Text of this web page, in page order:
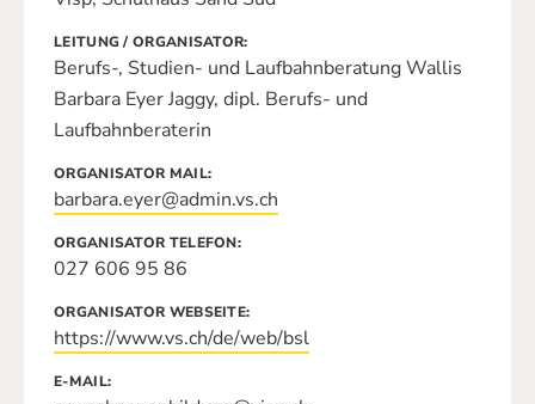
LEITUNG / ORGANISATOR
Berufs-, Studien- und Laufbahnberatung Wallis
Barbara Eyer Jaggy, dipl. Berufs- und
Laufbahnberaterin
ORGANISATOR MAIL
barbara.eyer@admin.vs.ch
ORGANISATOR TELEFON
027 606 95 86
ORGANISATOR WEBSEITE
https://www.vs.ch/de/web/bsl
E-MAIL